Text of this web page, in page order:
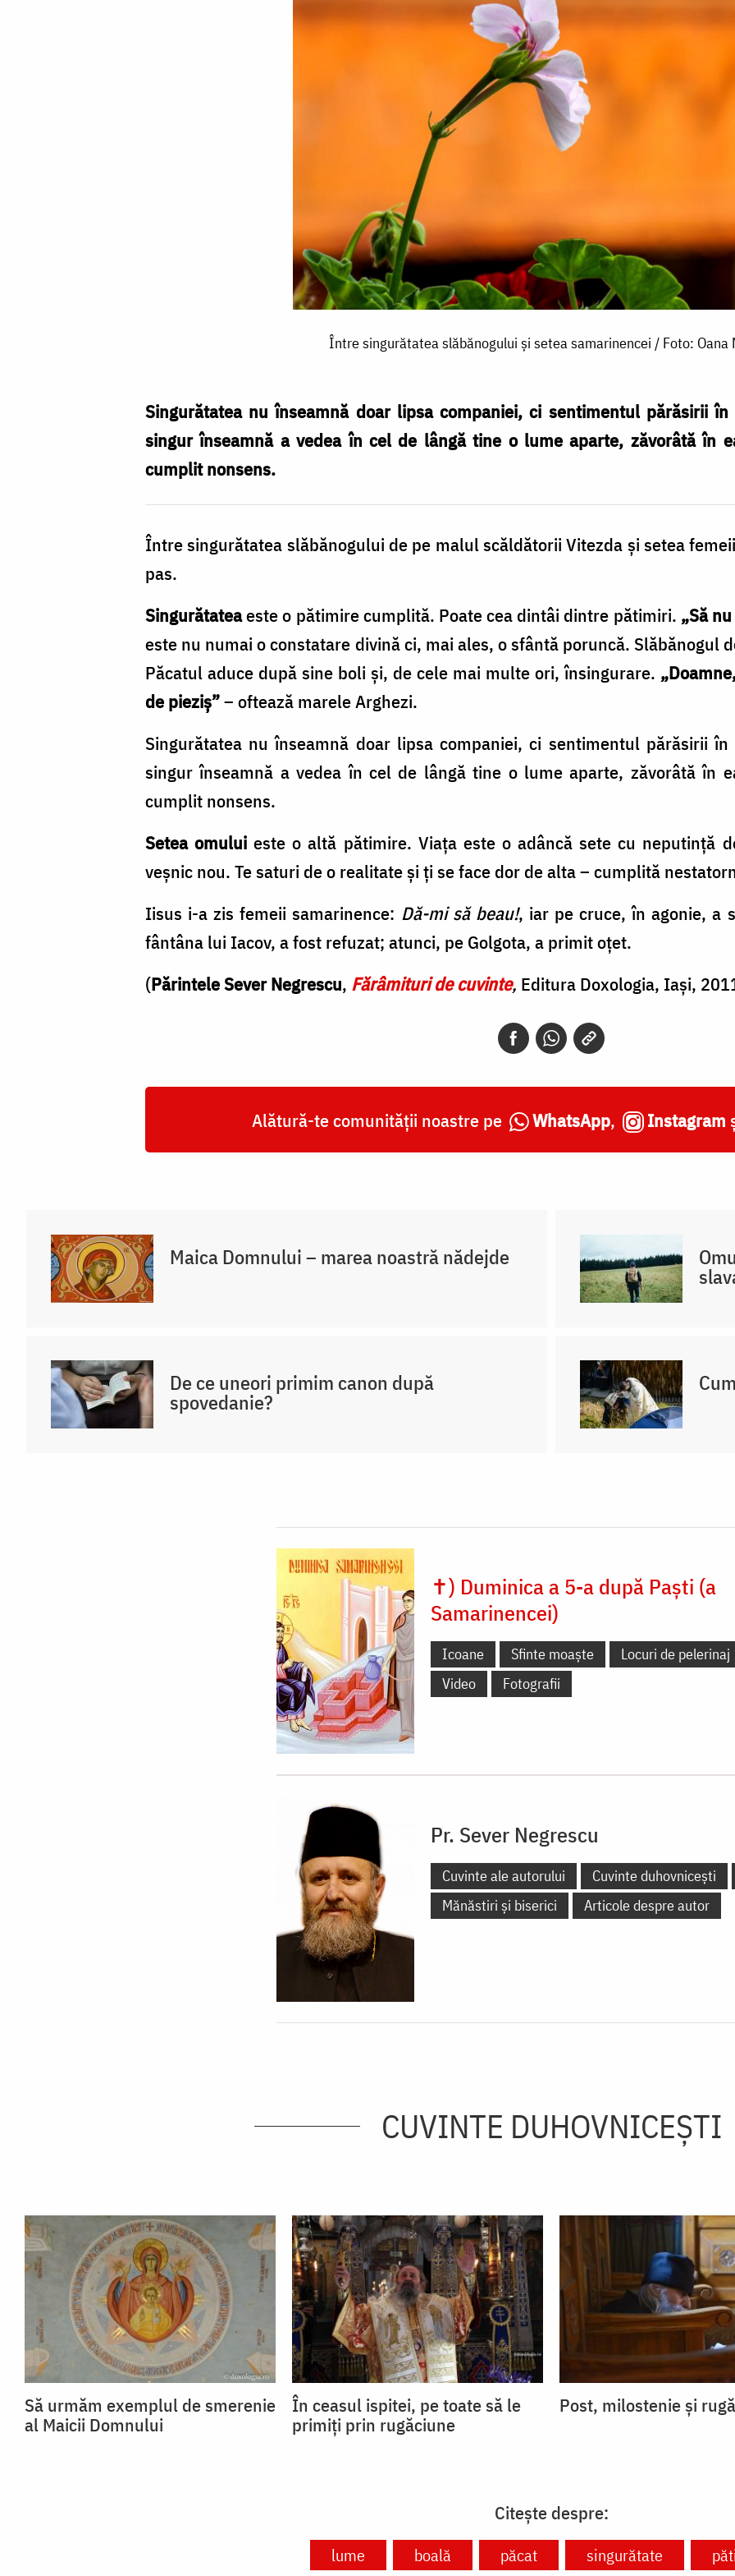
Între singurătatea slăbănogului și setea samarinencei / Foto: Oana
Singurătatea nu înseamnă doar lipsa companiei, ci sentimentul părăsirii
singur înseamnă a vedea în cel de lângă tine o lume aparte, zăvorâtă în
cumplit nonsens.
Între singurătatea slăbănogului de pe malul scăldătorii Vitezda și setea
pas.
Singurătateaeste o pătimire cumplită. Poate cea dintâi dintre pătimiri. „Să
este nu numai o constatare divină ci, mai ales, o sfântă poruncă. Slăbănogul
Păcatul aduce după sine boli și, de cele mai multe ori, însingurare.
de pieziș”– oftează marele Arghezi.
Singurătatea nu înseamnă doar lipsa companiei, ci sentimentul părăsirii
singur înseamnă a vedea în cel de lângă tine o lume aparte, zăvorâtă în
cumplit nonsens.
Setea omului este o altă pătimire. Viața este o adâncă sete cu neputință
veșnic nou. Te saturi de o realitate și ți se face dor de alta – cumplită
Iisus i-a zis femeii samarinence: Dă-mi să beau!, iar pe cruce, în agonie, a
fântâna lui Iacov, a fost refuzat; atunci, pe Golgota, a primit oțet.
(Părintele Sever Negrescu, Fărâmituri de cuvinte, Editura Doxologia, Iași,
Alătură-te comunității noastre pe WhatsApp, Instagram
Maica Domnului – marea noastră nădejde
De ce uneori primim canon după
spovedanie?
✝) Duminica a 5-a după Paști (a
Samarinencei)
Icoane Sfinte moaște Locuri de pelerinaj
Video
Fotografii
Pr. Sever Negrescu
Cuvinte ale autorului Cuvinte duhovnicești
Mănăstiri și biserici
Articole despre autor
CUVINTE DUHOVNICEȘTI
Să urmăm exemplul de smerenie
al Maicii Domnului
În ceasul ispitei, pe toate să le
primiți prin rugăciune
Post, milostenie și
Citește despre:
lume boală păcat singurătate